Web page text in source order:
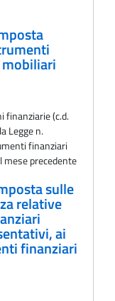
finanziarie (c.d.
Legge n.
finanziari
precedente
sulle
relative
ai
finanziari